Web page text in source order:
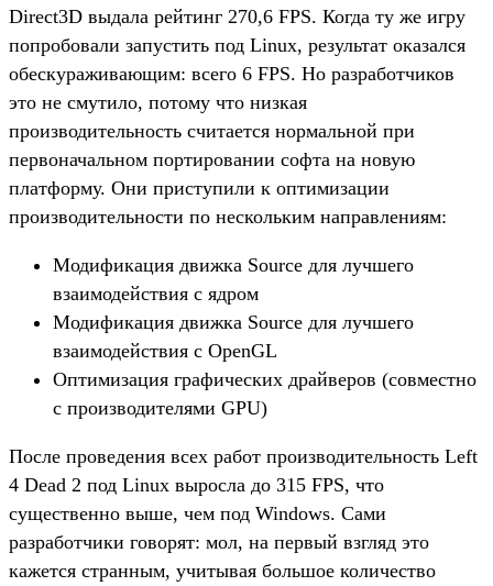
Direct3D выдала рейтинг 270,6 FPS. Когда ту же игру
попробовали запустить под Linux, результат оказался
обескураживающим: всего 6 FPS. Но разработчиков
это не смутило, потому что низкая
производительность считается нормальной при
первоначальном портировании софта на новую
платформу. Они приступили к оптимизации
производительности по нескольким направлениям:
Модификация движка Source для лучшего
взаимодействия с ядром
Модификация движка Source для лучшего
взаимодействия с OpenGL
Оптимизация графических драйверов (совместно
с производителями GPU)
После проведения всех работ производительность Left
4 Dead 2 под Linux выросла до 315 FPS, что
существенно выше, чем под Windows. Сами
разработчики говорят: мол, на первый взгляд это
кажется странным, учитывая большое количество